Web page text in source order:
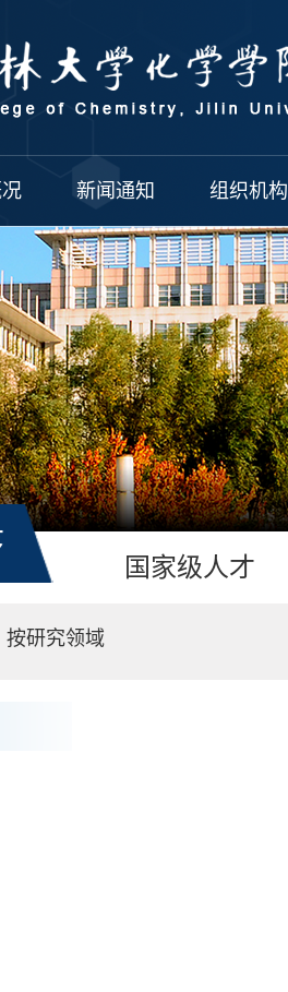
新闻通知 组织机构
国家级人才
按研究领域